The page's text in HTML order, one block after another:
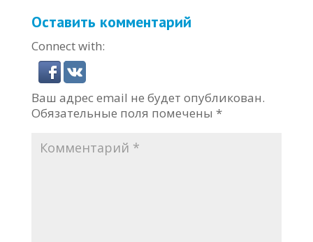
Оставить комментарий
Connect with:
Ваш адрес email не будет опубликован.
Обязательные поля помечены *